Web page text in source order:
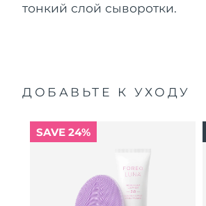
тонкий слой сыворотки.
ДОБАВЬТЕ К УХОДУ
SAVE 24%